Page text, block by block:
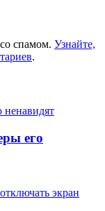
спамом. Узнайте,
.
его